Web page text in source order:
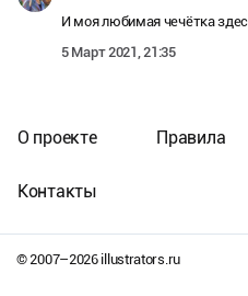
И моя любимая чечётка
5 Март 2021, 21:35
© 2007–2026illustrators.ru
О проекте Правила
Контакты